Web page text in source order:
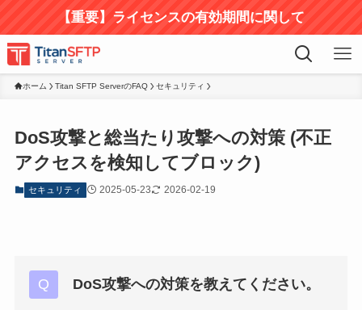
【重要】ライセンスの有効期間に関して
ホーム Titan SFTP ServerのFAQ セキュリティ
DoS攻撃と総当たり攻撃への対策 (不正
アクセスを検知してブロック)
セキュリティ 2025-05-23 2026-02-19
DoS攻撃への対策を教えてください。